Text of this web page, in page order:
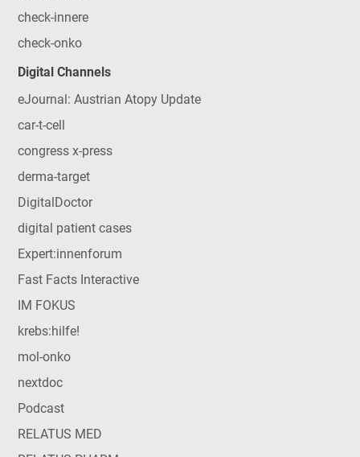
check-innere
check-onko
Digital Channels
eJournal: Austrian Atopy Update
car-t-cell
congress x-press
derma-target
DigitalDoctor
digital patient cases
Expert:innenforum
Fast Facts Interactive
IM FOKUS
krebs:hilfe!
mol-onko
nextdoc
Podcast
RELATUS MED